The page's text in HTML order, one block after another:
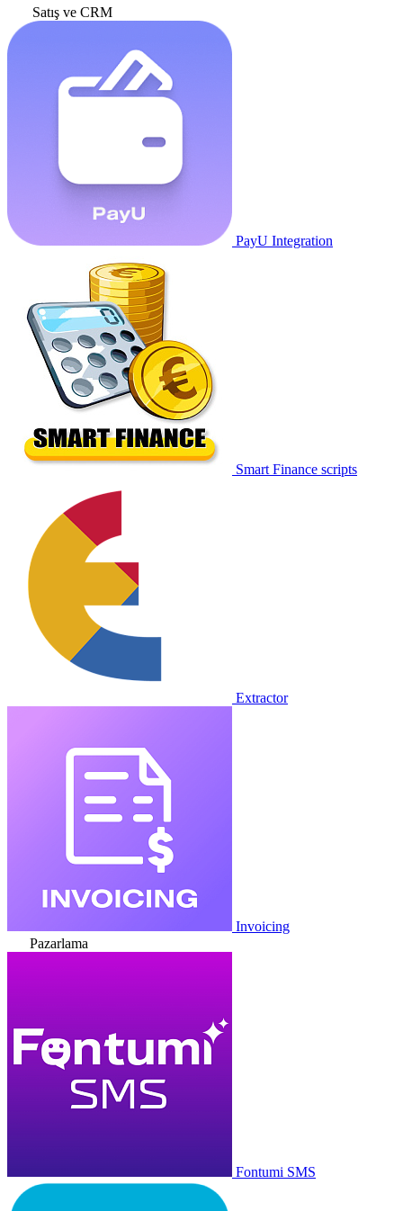
Satış ve CRM
PayU Integration
Smart Finance scripts
Extractor
Invoicing
Pazarlama
Fontumi SMS